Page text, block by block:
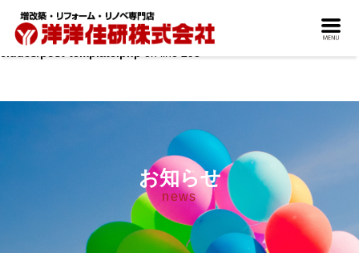
Warning: count(): Parameter must be an array or an object that imple
ments Countable in/home/b-yohyoh/public_html/wordpress/wp-in
お知らせ
news